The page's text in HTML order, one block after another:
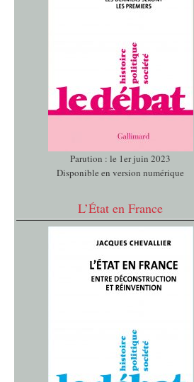
Parution : le 1er juin 2023
Disponible en version numérique
L’État en France